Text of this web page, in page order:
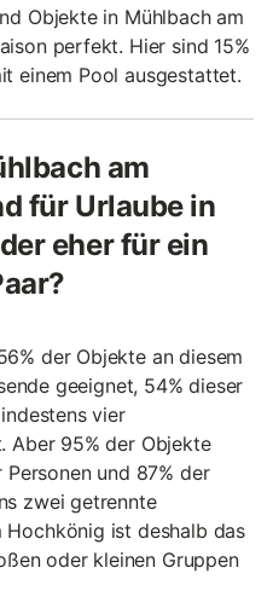
Objekte in Mühlbach am
perfekt. Hier sind 15%
einem Pool ausgestattet.
am
für Urlaube in
eher für ein
der Objekte an diesem
geeignet, 54% dieser
vier
Aber 95% der Objekte
und 87% der
zwei getrennte
Hochkönig ist deshalb das
oder kleinen Gruppen